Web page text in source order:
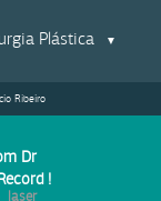
Plástica ▼
Ribeiro
Dr
!